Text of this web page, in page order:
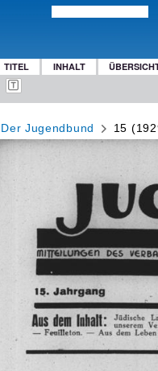
TITEL INHALT
Der Jugendbund 15